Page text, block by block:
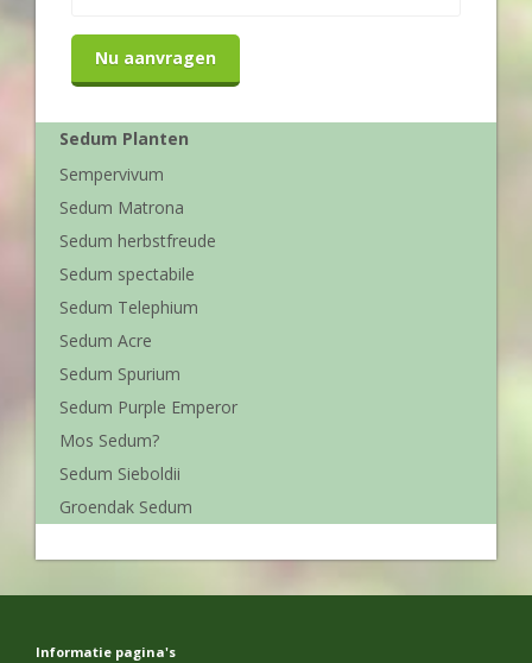
Nu aanvragen
Sedum Planten
Sempervivum
Sedum Matrona
Sedum herbstfreude
Sedum spectabile
Sedum Telephium
Sedum Acre
Sedum Spurium
Sedum Purple Emperor
Mos Sedum?
Sedum Sieboldii
Groendak Sedum
Informatie pagina's